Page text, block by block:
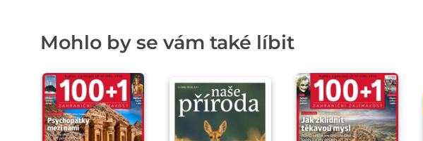
Mohlo by se vám také líbit